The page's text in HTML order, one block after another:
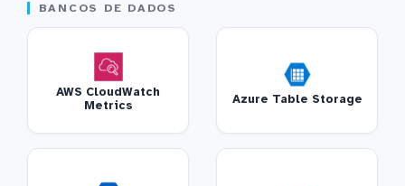
BANCOS DE DADOS
AWS CloudWatch
Metrics
Azure Table Storage